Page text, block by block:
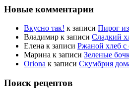
Новые комментарии
Вкусно так! к записи Пирог
Владимир к записи Сладкий
Елена к записи Ржаной хлеб с
Марина к записи Зеленые
Oriona к записи Скумбрия
Поиск рецептов